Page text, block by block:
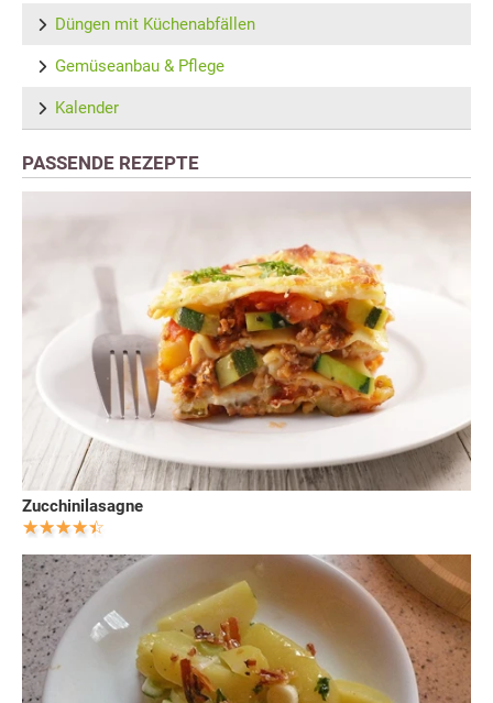
Düngen mit Küchenabfällen
Gemüseanbau & Pflege
Kalender
PASSENDE REZEPTE
Zucchinilasagne